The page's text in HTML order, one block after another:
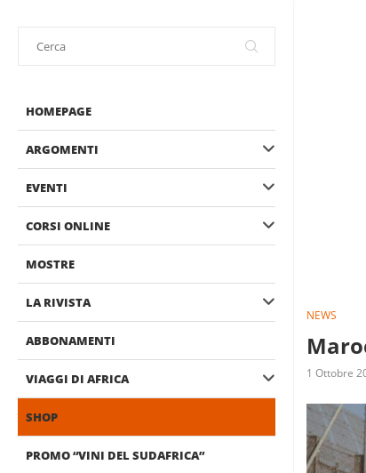
HOMEPAGE
ARGOMENTI
EVENTI
CORSI ONLINE
MOSTRE
LA RIVISTA
ABBONAMENTI
VIAGGI DI AFRICA
SHOP
PROMO “VINI DEL SUDAFRICA”
NEWS
1 Ottobre